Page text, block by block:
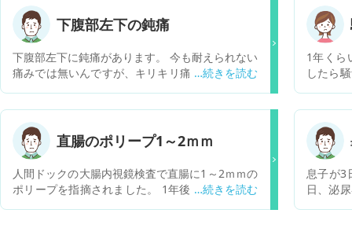
下腹部左下の鈍痛
下腹部左下に鈍痛があります。 今も耐えられない
痛みでは無いんですが、キリキリ痛みが続いてま
1年くら
したら
聞き取
ます。
がする
処方さ
診して
説明し
バイス
直腸のポリープ1～2ｍｍ
人間ドックの大腸内視鏡検査で直腸に1～2ｍｍの
ポリープを指摘されました。 1年後の再検査で様
息子が3
日、泌